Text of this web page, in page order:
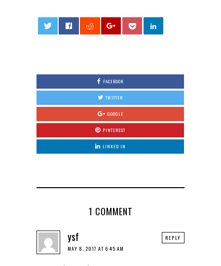
FACEBOOK
TWITTER
GOOGLE
PINTEREST
LINKED IN
1 COMMENT
ysf
MAY 8, 2017 AT 6:45 AM
REPLY